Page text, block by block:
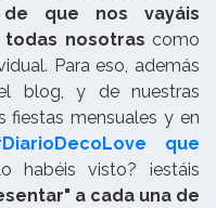
de que nos vayáis
nosotras como
Para eso, además
blog, y de nuestras
fiestas mensuales y en
que
habéis visto? ¡estáis
a cada una de